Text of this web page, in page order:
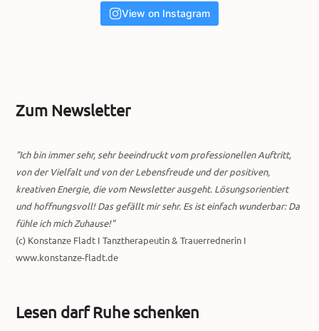
View on Instagram
Zum Newsletter
"Ich bin immer sehr, sehr beeindruckt vom professionellen Auftritt,
von der Vielfalt und von der Lebensfreude und der positiven,
kreativen Energie, die vom Newsletter ausgeht. Lösungsorientiert
und hoffnungsvoll! Das gefällt mir sehr. Es ist einfach wunderbar: Da
fühle ich mich Zuhause!"
(c) Konstanze Fladt I Tanztherapeutin & Trauerrednerin I
www.konstanze-fladt.de
Lesen darf Ruhe schenken